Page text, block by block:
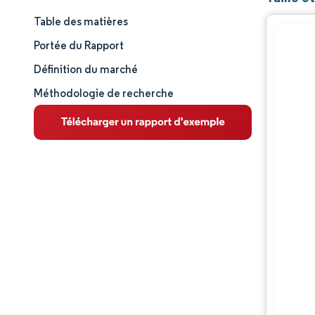
Aperçu du marché
Analyse du marché
Principales tendances du marché
Analyse des segments
Table des matières
Portée du Rapport
Définition du marché
Méthodologie de recherche